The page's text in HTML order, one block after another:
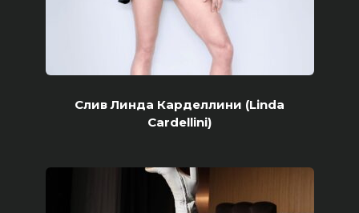
Слив Линда Карделлини (Linda
Cardellini)